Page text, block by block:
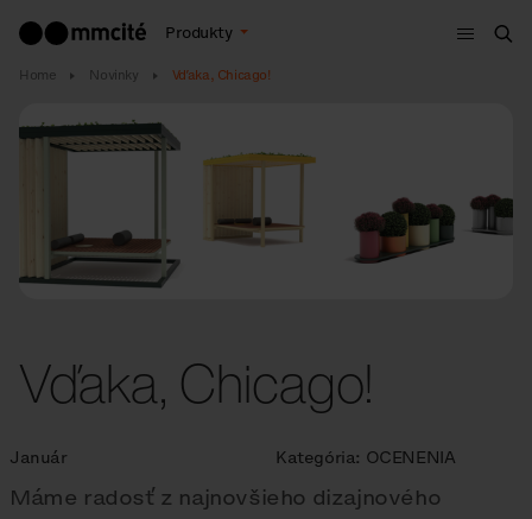
Produkty
Menu
Home Novinky Vďaka, Chicago!
Vďaka, Chicago!
Január Kategória: OCENENIA
Máme radosť z najnovšieho dizajnového